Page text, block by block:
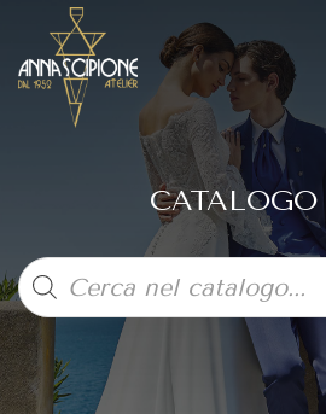
CATALOGO
Products
search